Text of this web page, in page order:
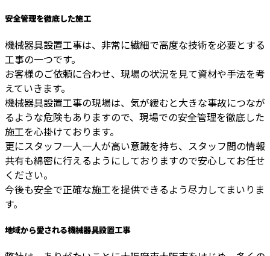
安全管理を徹底した施工
機械器具設置工事は、非常に繊細で高度な技術を必要とする
工事の一つです。
お客様のご依頼に合わせ、現場の状況を見て資材や手法を考
えていきます。
機械器具設置工事の現場は、気が緩むと大きな事故につなが
るような危険もありますので、現場での安全管理を徹底した
施工を心掛けております。
更にスタッフ一人一人が高い意識を持ち、スタッフ間の情報
共有も綿密に行えるようにしておりますので安心してお任せ
ください。
今後も安全で正確な施工を提供できるよう尽力してまいりま
す。
地域から愛される機械器具設置工事